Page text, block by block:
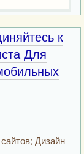
к
Для
Дизайн